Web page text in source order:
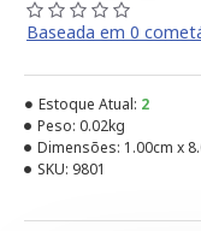
Baseada em 0
Estoque Atual: 2
Peso: 0.02kg
Dimensões: 1.00cm x
SKU: 9801